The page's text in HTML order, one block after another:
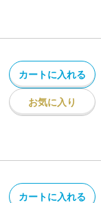
カートに入れる
お気に入り
カートに入れる